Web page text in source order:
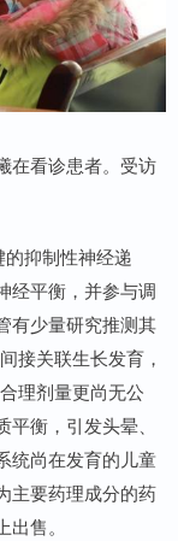
在看诊患者。受访
抑制性神经递
经平衡，并参与调
有少量研究推测其
接关联生长发育，
理剂量更尚无公
衡，引发头晕、
统尚在发育的儿童
主要药理成分的药
售。